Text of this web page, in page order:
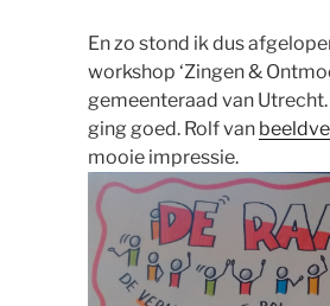
En zo stond ik dus
workshop ‘Zingen &
gemeenteraad van
ging goed. Rolf van
mooie impressie.